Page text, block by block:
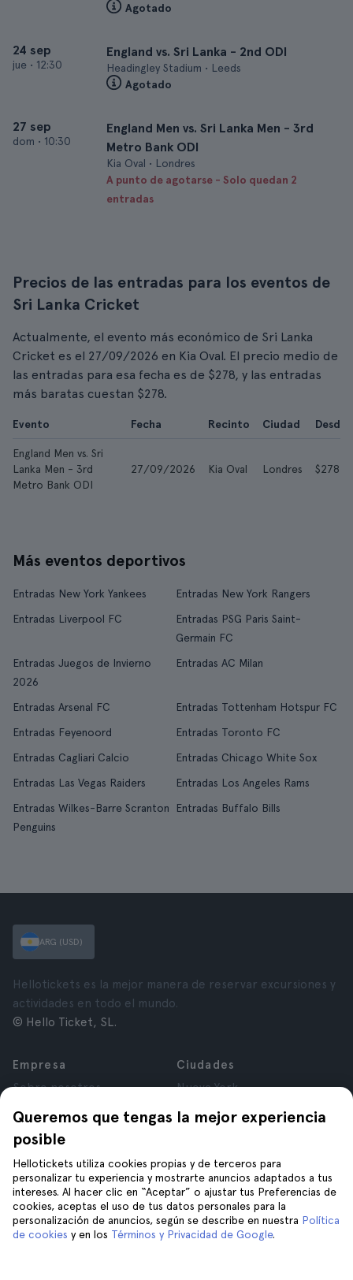
Agotado
24 sep
jue • 12:30
England vs. Sri Lanka - 2nd ODI
Headingley Stadium • Leeds
Agotado
27 sep
dom • 10:30
England Men vs. Sri Lanka Men - 3rd
Metro Bank ODI
Kia Oval • Londres
A punto de agotarse - Solo quedan 2
entradas
Precios de las entradas para los eventos de
Sri Lanka Cricket
Actualmente, el evento más económico de Sri Lanka
Cricket es el 27/09/2026 en Kia Oval. El precio medio de
las entradas para esa fecha es de $278, y las entradas
más baratas cuestan $278.
Evento Fecha Recinto Ciudad Desde
England Men vs. Sri
Lanka Men - 3rd
Metro Bank ODI
27/09/2026 Kia Oval Londres $278
Más eventos deportivos
Entradas New York Yankees
Entradas New York Rangers
Entradas Liverpool FC
Entradas PSG Paris Saint-
Germain FC
Entradas Juegos de Invierno
2026
Entradas AC Milan
Entradas Arsenal FC
Entradas Tottenham Hotspur FC
Entradas Feyenoord
Entradas Toronto FC
Entradas Cagliari Calcio
Entradas Chicago White Sox
Entradas Las Vegas Raiders
Entradas Los Angeles Rams
Entradas Wilkes-Barre Scranton
Penguins
Entradas Buffalo Bills
Queremos que tengas la mejor experiencia
posible
Hellotickets utiliza cookies propias y de terceros para
personalizar tu experiencia y mostrarte anuncios adaptados a tus
intereses. Al hacer clic en “Aceptar” o ajustar tus Preferencias de
cookies, aceptas el uso de tus datos personales para la
personalización de anuncios, según se describe en nuestra Política
de cookies y en los Términos y Privacidad de Google.
ARG (USD)
Hellotickets es la mejor manera de reservar excursiones y
actividades en todo el mundo.
© Hello Ticket, SL.
Empresa
Sobre nosotros
Afiliados
Opiniones
Privacidad
Términos y Condiciones
Aviso Legal
Cookies
Ciudades
Nueva York
París
Granada
Cracovia
Tenerife